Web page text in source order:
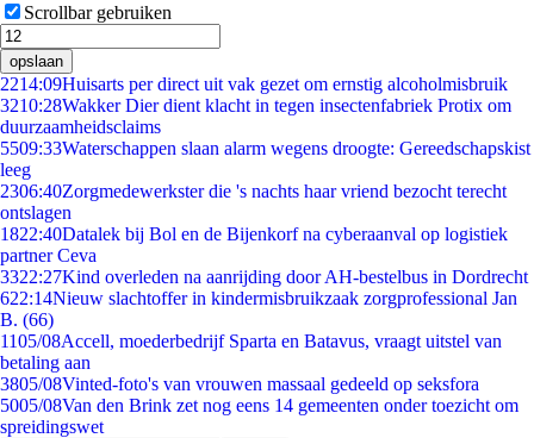
Scrollbar gebruiken
opslaan
2214:09Huisarts per direct uit vak gezet om ernstig alcoholmisbruik
3210:28Wakker Dier dient klacht in tegen insectenfabriek Protix om
duurzaamheidsclaims
5509:33Waterschappen slaan alarm wegens droogte: Gereedschapskist
leeg
2306:40Zorgmedewerkster die 's nachts haar vriend bezocht terecht
ontslagen
1822:40Datalek bij Bol en de Bijenkorf na cyberaanval op logistiek
partner Ceva
3322:27Kind overleden na aanrijding door AH-bestelbus in Dordrecht
622:14Nieuw slachtoffer in kindermisbruikzaak zorgprofessional Jan
B. (66)
1105/08Accell, moederbedrijf Sparta en Batavus, vraagt uitstel van
betaling aan
3805/08Vinted-foto's van vrouwen massaal gedeeld op seksfora
5005/08Van den Brink zet nog eens 14 gemeenten onder toezicht om
spreidingswet